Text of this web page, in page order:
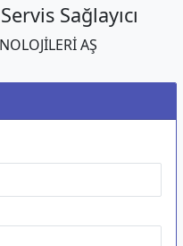
Sağlayıcı
AŞ